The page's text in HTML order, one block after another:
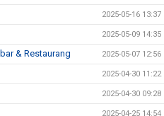
2025-05-16 13:37
2025-05-09 14:35
& Restaurang 2025-05-07 12:56
2025-04-30 11:22
2025-04-30 09:28
2025-04-25 14:54